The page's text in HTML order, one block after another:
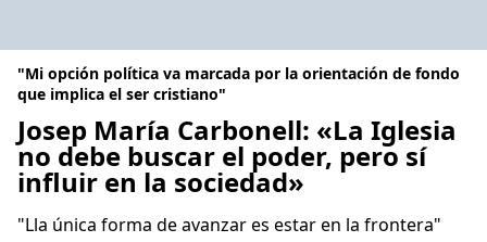
"Mi opción política va marcada por la orientación de fondo
que implica el ser cristiano"
Josep María Carbonell: «La Iglesia
no debe buscar el poder, pero sí
influir en la sociedad»
"Lla única forma de avanzar es estar en la frontera"